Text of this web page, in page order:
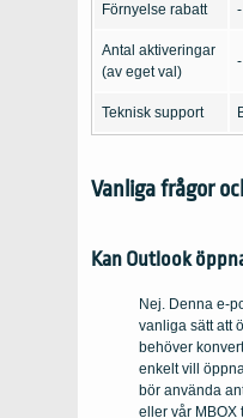
Förnyelse rabatt -
Antal aktiveringar
(av eget val)
-
Teknisk support
Vanliga frågor
Kan Outlook
Nej. Denna e-
vanliga sätt att
behöver
enkelt vill
bör använda
eller vår MBOX